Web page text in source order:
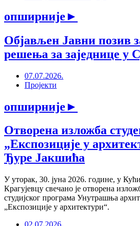
опширније►
Објављен Јавни позив
решења за заједнице у
07.07.2026.
Пројекти
опширније►
Отворена изложба
„Експозиције у
Ђуре Јакшића
У уторак, 30. јуна 2026. године, у
Крагујевцу свечано је отворена
студијског програма Унутрашња
„Експозиције у архитектури“.